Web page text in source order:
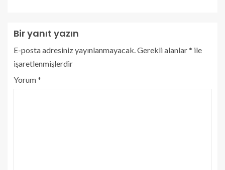
Bir yanıt yazın
E-posta adresiniz yayınlanmayacak. Gerekli alanlar* ile
işaretlenmişlerdir
Yorum*